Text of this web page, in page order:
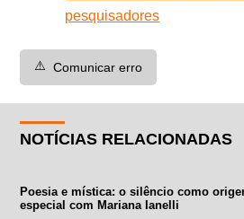
pesquisadores
⚠️ Comunicar erro
NOTÍCIAS RELACIONADAS
Poesia e mística: o silêncio como
especial com Mariana Ianelli